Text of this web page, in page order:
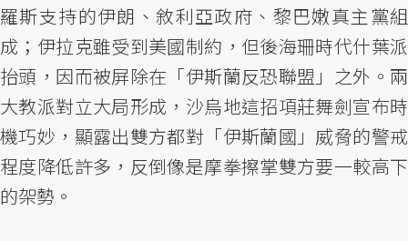
羅斯支持的伊朗、敘利亞政府、黎巴嫩真主黨組
成；伊拉克雖受到美國制約，但後海珊時代什葉派
抬頭，因而被屏除在「伊斯蘭反恐聯盟」之外。兩
大教派對立大局形成，沙烏地這招項莊舞劍宣布時
機巧妙，顯露出雙方都對「伊斯蘭國」威脅的警戒
程度降低許多，反倒像是摩拳擦掌雙方要一較高下
的架勢。